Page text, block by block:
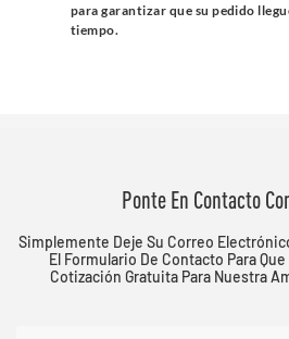
para garantizar que su pedido
tiempo.
Ponte En Contacto
Simplemente Deje Su Correo
El Formulario De Contacto Para
Cotización Gratuita Para Nuestra